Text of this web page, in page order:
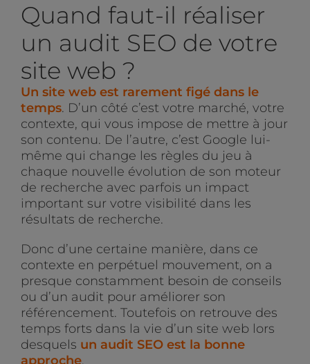
Quand faut-il réaliser
un audit SEO de votre
site web ?
Un site web est rarement figé dans le
temps. D’un côté c’est votre marché, votre
contexte, qui vous impose de mettre à jour
son contenu. De l’autre, c’est Google lui-
même qui change les règles du jeu à
chaque nouvelle évolution de son moteur
de recherche avec parfois un impact
important sur votre visibilité dans les
résultats de recherche.
Donc d’une certaine manière, dans ce
contexte en perpétuel mouvement, on a
presque constamment besoin de conseils
ou d’un audit pour améliorer son
référencement. Toutefois on retrouve des
temps forts dans la vie d’un site web lors
desquels un audit SEO est la bonne
approche.